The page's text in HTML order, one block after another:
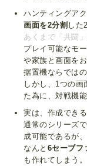
ハンティングア
画面を2分割 した
あくまで「共闘
プレイ可能なモ
や家族と画面を
据置機ならでは
しかし、1つの画
た為に、対戦機
実は、作成でき
通常のシリーズ
成可能であるが、
なんと 6セーブフ
も作れてしまう。